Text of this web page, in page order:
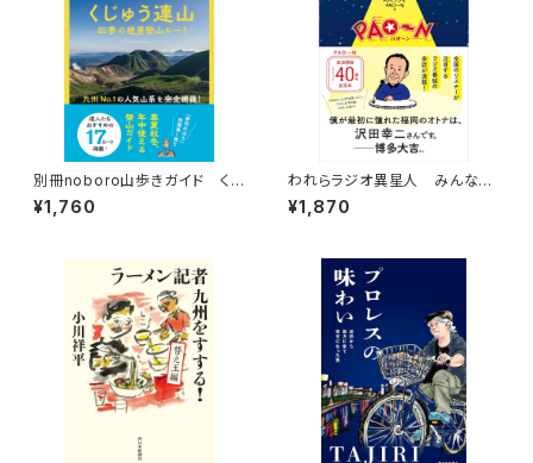
別冊noboro山歩きガイド くじ
ゅう連山 四季の絶景登山ルー
ト
¥1,760
われらラジオ異星人 みんなと
歩んだ地方番組の裏側
¥1,870